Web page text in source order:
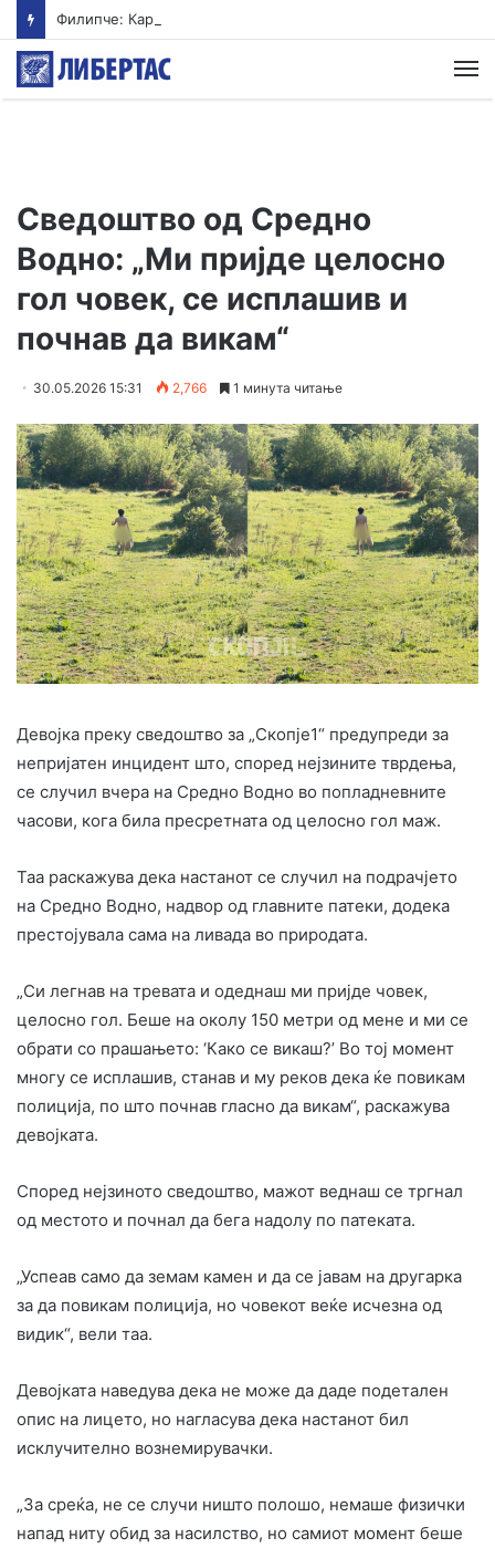
Сведоштво од Средно
Водно: „Ми пријде целосно
гол човек, се исплашив и
почнав да викам“
30.05.2026 15:31 2,766 1 минута читање
Девојка преку сведоштво за „Скопје1“ предупреди за
непријатен инцидент што, според нејзините тврдења,
се случил вчера на Средно Водно во попладневните
часови, кога била пресретната од целосно гол маж.
Таа раскажува дека настанот се случил на подрачјето
на Средно Водно, надвор од главните патеки, додека
престојувала сама на ливада во природата.
„Си легнав на тревата и одеднаш ми пријде човек,
целосно гол. Беше на околу 150 метри од мене и ми се
обрати со прашањето: ‘Како се викаш?’ Во тој момент
многу се исплашив, станав и му реков дека ќе повикам
полиција, по што почнав гласно да викам“, раскажува
девојката.
Според нејзиното сведоштво, мажот веднаш се тргнал
од местото и почнал да бега надолу по патеката.
„Успеав само да земам камен и да се јавам на другарка
за да повикам полиција, но човекот веќе исчезна од
видик“, вели таа.
Девојката наведува дека не може да даде подетален
опис на лицето, но нагласува дека настанот бил
исклучително вознемирувачки.
„За среќа, не се случи ништо полошо, немаше физички
напад ниту обид за насилство, но самиот момент беше